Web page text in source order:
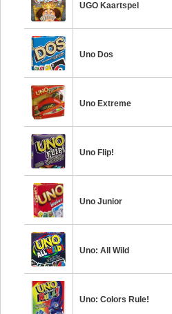
UGO Kaartspel
Uno Dos
Uno Extreme
Uno Flip!
Uno Junior
Uno: All Wild
Uno: Colors Rule!